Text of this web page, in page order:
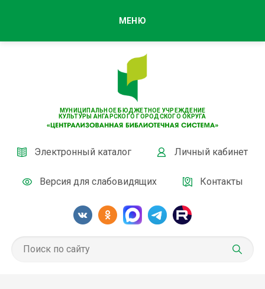
МУНИЦИПАЛЬНОЕ БЮДЖЕТНОЕ УЧРЕЖДЕНИЕ
КУЛЬТУРЫ АНГАРСКОГО ГОРОДСКОГО ОКРУГА
Электронный каталог Личный кабинет
Версия для слабовидящих Контакты
МЕНЮ